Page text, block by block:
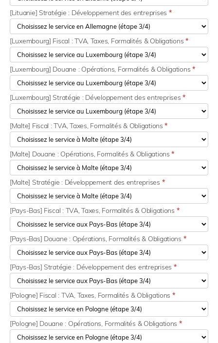
[Lituanie] Stratégie : Développement des entreprises *
[Luxembourg] Fiscal : TVA, Taxes, Formalités & Obligations*
[Luxembourg] Douane : Opérations, Formalités & Obligations*
[Luxembourg] Stratégie : Développement des entreprises*
[Malte] Fiscal : TVA, Taxes, Formalités & Obligations*
[Malte] Douane : Opérations, Formalités & Obligations*
[Malte] Stratégie : Développement des entreprises *
[Pays-Bas] Fiscal : TVA, Taxes, Formalités & Obligations *
[Pays-Bas] Douane : Opérations, Formalités & Obligations *
[Pays-Bas] Stratégie : Développement des entreprises *
[Pologne] Fiscal : TVA, Taxes, Formalités & Obligations *
[Pologne] Douane : Opérations, Formalités & Obligations *